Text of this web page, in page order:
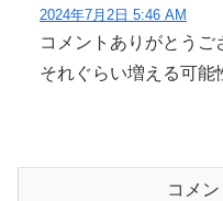
2024年7月2日 5:46 AM
コメントありがとう
それぐらい増える可能
コメ